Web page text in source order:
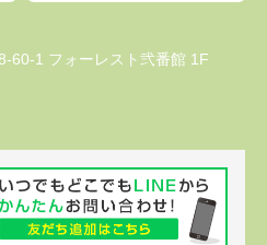
60-1 フォーレスト弐番館 1F